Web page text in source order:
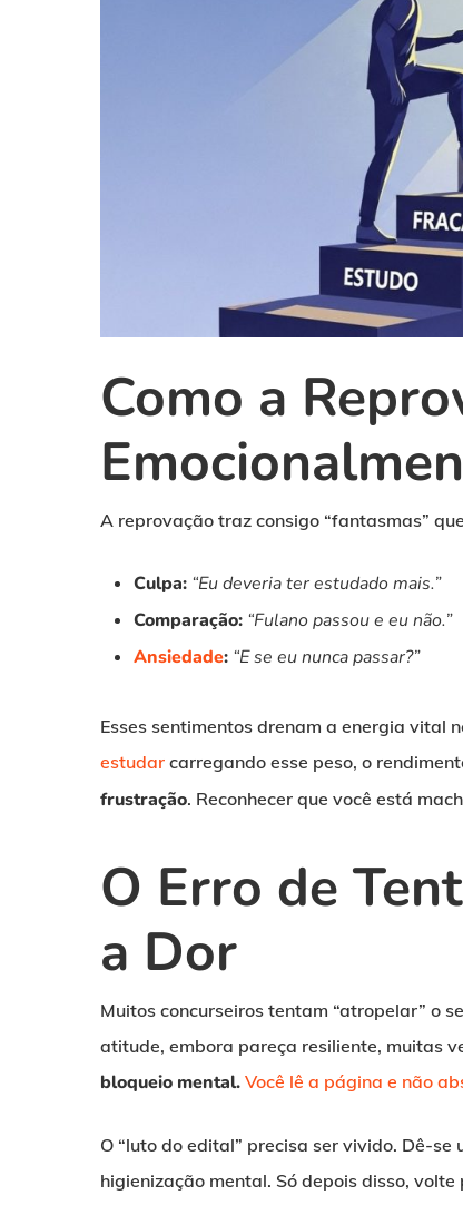
Como a
A reprovação traz consigo “fantasmas”
Culpa: “Eu deveria ter estudado mais.”
Comparação: “Fulano passou e eu não.”
Ansiedade: “E se eu nunca passar?”
Esses sentimentos drenam a energia vital
estudar carregando esse peso, o
frustração. Reconhecer que você está
O Erro de
a Dor
Muitos concurseiros tentam “atropelar” o
atitude, embora pareça resiliente, muitas
bloqueio mental. Você lê a página e não
O “luto do edital” precisa ser vivido. Dê-
higienização mental. Só depois disso, volte